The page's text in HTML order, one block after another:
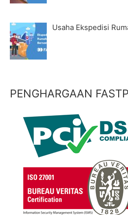
Usaha Ekspedisi
PENGHARGAAN